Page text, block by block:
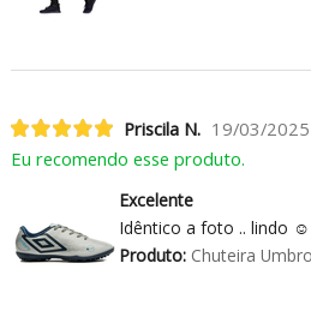
Priscila N. 19/03/2025
Eu recomendo esse produto.
Excelente
Idêntico a foto .. lindo ☺️
Produto:Chuteira